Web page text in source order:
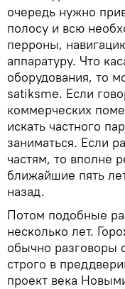
очередь нужно
полосу и всю
перроны,
аппаратуру. Что
оборудования, то
satiksme. Если
коммерческих
искать частного
заниматься. Если
частям, то вполне
ближайшие пять
назад.
Потом подобные
несколько лет.
обычно разговоры
строго в
проект века